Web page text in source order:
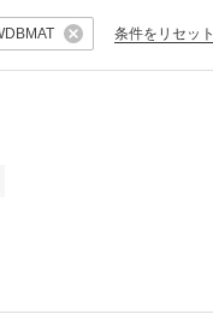
条件をリセット